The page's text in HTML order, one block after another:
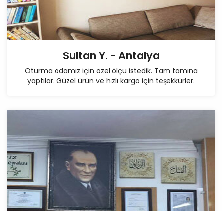
Sultan Y. - Antalya
Oturma odamız için özel ölçü istedik. Tam tamına
yaptılar. Güzel ürün ve hızlı kargo için teşekkürler.